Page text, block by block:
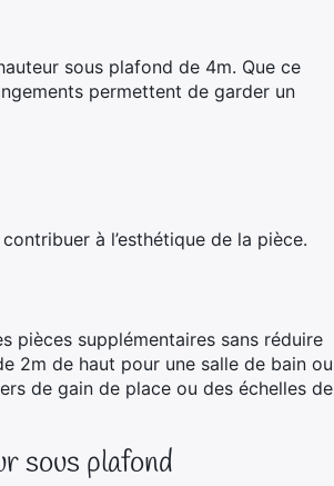
sous plafond de 4m. Que ce
permettent de garder un
à l’esthétique de la pièce.
pièces supplémentaires sans réduire
2m de haut pour une salle de bain ou
de gain de place ou des échelles de
sous plafond